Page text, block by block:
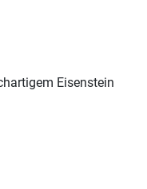
Eisenstein